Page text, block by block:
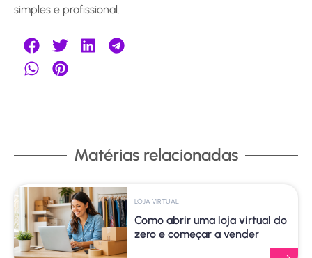
simples e profissional.
Matérias relacionadas
LOJA VIRTUAL
Como abrir uma loja virtual do
zero e começar a vender